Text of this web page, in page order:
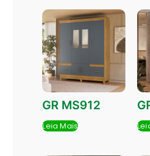
GR MS912
Leia Mais